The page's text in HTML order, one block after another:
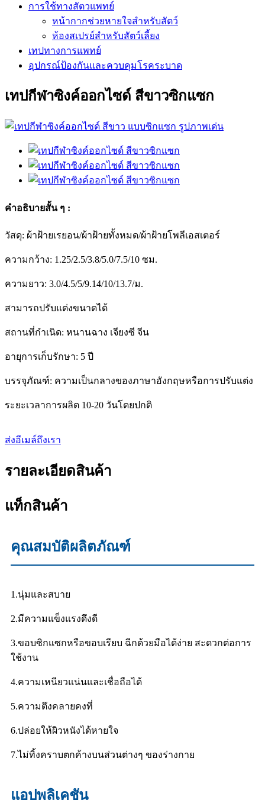
การใช้ทางสัตวแพทย์
หน้ากากช่วยหายใจสำหรับสัตว์
ห้องสเปรย์สำหรับสัตว์เลี้ยง
เทปทางการแพทย์
อุปกรณ์ป้องกันและควบคุมโรคระบาด
เทปกีฬาซิงค์ออกไซด์ สีขาวซิกแซก
คำอธิบายสั้น ๆ :
วัสดุ: ผ้าฝ้ายเรยอน/ผ้าฝ้ายทั้งหมด/ผ้าฝ้ายโพลีเอสเตอร์
ความกว้าง: 1.25/2.5/3.8/5.0/7.5/10 ซม.
ความยาว: 3.0/4.5/5/9.14/10/13.7/ม.
สามารถปรับแต่งขนาดได้
สถานที่กำเนิด: หนานฉาง เจียงซี จีน
อายุการเก็บรักษา: 5 ปี
บรรจุภัณฑ์: ความเป็นกลางของภาษาอังกฤษหรือการปรับแต่ง
ระยะเวลาการผลิต 10-20 วันโดยปกติ
ส่งอีเมล์ถึงเรา
รายละเอียดสินค้า
แท็กสินค้า
คุณสมบัติผลิตภัณฑ์
1.นุ่มและสบาย
2.มีความแข็งแรงดึงดี
3.ขอบซิกแซกหรือขอบเรียบ ฉีกด้วยมือได้ง่าย สะดวกต่อการ
ใช้งาน
4.ความเหนียวแน่นและเชื่อถือได้
5.ความตึงคลายคงที่
6.ปล่อยให้ผิวหนังได้หายใจ
7.ไม่ทิ้งคราบตกค้างบนส่วนต่างๆ ของร่างกาย
แอปพลิเคชัน